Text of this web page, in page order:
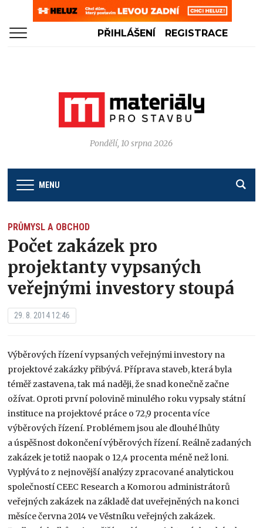
PŘIHLÁŠENÍ REGISTRACE
Pondělí, 10 srpna 2026
MENU
PRŮMYSL A OBCHOD
Počet zakázek pro
projektanty vypsaných
veřejnými investory stoupá
29. 8. 2014 12:46
Výběrových řízení vypsaných veřejnými investory na
projektové zakázky přibývá. Příprava staveb, která byla
téměř zastavena, tak má naději, že snad konečně začne
ožívat. Oproti první polovině minulého roku vypsaly státní
instituce na projektové práce o 72,9 procenta více
výběrových řízení. Problémem jsou ale dlouhé lhůty
a úspěšnost dokončení výběrových řízení. Reálně zadaných
zakázek je totiž naopak o 12,4 procenta méně než loni.
Vyplývá to z nejnovější analýzy zpracované analytickou
společností CEEC Research a Komorou administrátorů
veřejných zakázek na základě dat uveřejněných na konci
měsíce června 2014 ve Věstníku veřejných zakázek.